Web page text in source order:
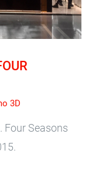
3D
Four Seasons